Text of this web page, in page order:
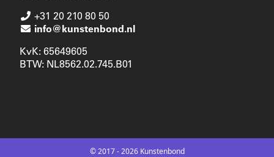
+31 20 210 80 50
info@kunstenbond.nl
KvK: 65649605
BTW: NL8562.02.745.B01
© 2017 - 2026 Kunstenbond